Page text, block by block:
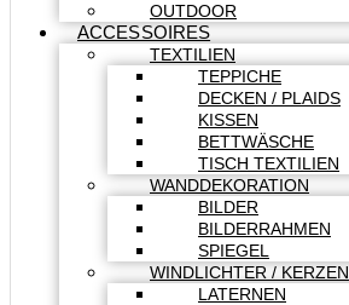
OUTDOOR
ACCESSOIRES
TEXTILIEN
TEPPICHE
DECKEN / PLAIDS
KISSEN
BETTWÄSCHE
TISCH TEXTILIEN
WANDDEKORATION
BILDER
BILDERRAHMEN
SPIEGEL
WINDLICHTER / KERZEN
LATERNEN